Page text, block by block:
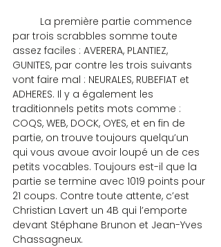
par trois scrabbles somme toute
assez faciles : AVERERA, PLANTIEZ,
GUNITES, par contre les trois suivants
vont faire mal : NEURALES, RUBEFIAT et
ADHERES. Il y a également les
traditionnels petits mots comme :
COQS, WEB, DOCK, OYES, et en fin de
partie, on trouve toujours quelqu’un
qui vous avoue avoir loupé un de ces
petits vocables. Toujours est-il que la
partie se termine avec 1019 points pour
21 coups. Contre toute attente, c’est
Christian Lavert un 4B qui l’emporte
devant Stéphane Brunon et Jean-Yves
Chassagneux.